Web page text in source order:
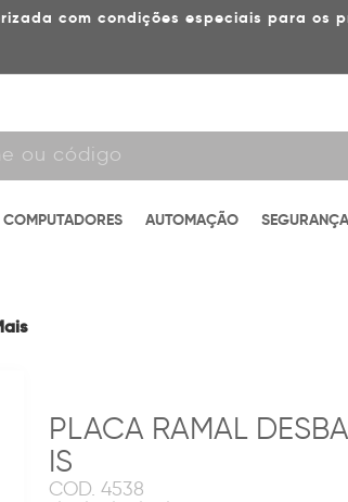
com condições especiais para os
COMPUTADORES AUTOMAÇÃO SEGURANÇA
PLACA RAMAL
IS
COD. 4538